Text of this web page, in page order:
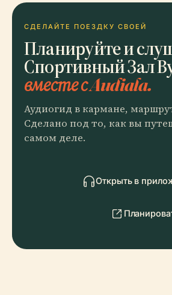
СДЕЛАЙТЕ ПОЕЗДКУ СВОЕЙ
Планируйте и
Спортивный Зал
вместе с Audiala.
Аудиогид в кармане,
Сделано под то, как вы
самом деле.
Открыть в